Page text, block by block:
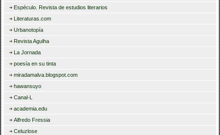
Espéculo. Revista de estudios literarios
Literaturas.com
Urbanotopía
Revista Agulha
La Jornada
poesía en su tinta
miradamalva.blogspot.com
hawansuyo
Canal-L
academia.edu
Alfredo Fressia
Celuzlose